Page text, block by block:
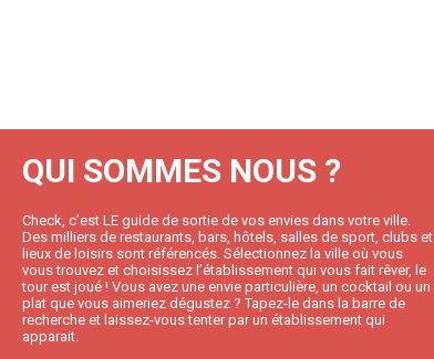
QUI SOMMES NOUS ?
Check, c’est LE guide de sortie de vos envies dans votre ville.
Des milliers de restaurants, bars, hôtels, salles de sport, clubs et
lieux de loisirs sont référencés. Sélectionnez la ville où vous
vous trouvez et choisissez l’établissement qui vous fait rêver, le
tour est joué ! Vous avez une envie particulière, un cocktail ou un
plat que vous aimeriez dégustez ? Tapez-le dans la barre de
recherche et laissez-vous tenter par un établissement qui
apparait.